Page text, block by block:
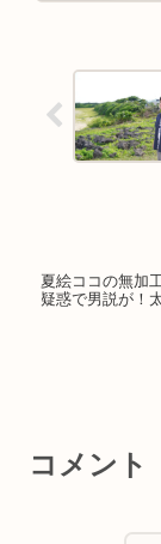
夏絵ココの無加
疑惑で男説が！
コメント